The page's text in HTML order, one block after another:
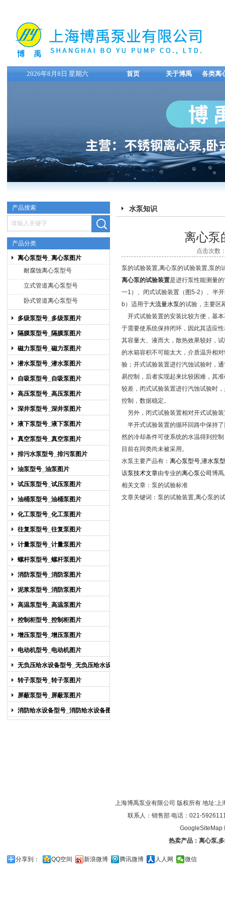
上海博禹泵业有限公司
2026年8月8日 星期六 首页 关于博禹 各类离
产品搜索
产品分类
离心泵型号_离心泵图片
耐腐蚀离心泵型号
立式管道离心泵型号
卧式管道离心泵型号
多级泵型号_多级泵图片
隔膜泵型号_隔膜泵图片
磁力泵型号_磁力泵图片
潜水泵型号_潜水泵图片
自吸泵型号_自吸泵图片
高压泵型号_高压泵图片
深井泵型号_深井泵图片
液下泵型号_液下泵图片
真空泵型号_真空泵图片
排污水泵型号_排污泵图片
油泵型号_油泵图片
试压泵型号_试压泵图片
油桶泵型号_油桶泵图片
化工泵型号_化工泵图片
往复泵型号_往复泵图片
计量泵型号_计量泵图片
螺杆泵型号_螺杆泵图片
消防泵型号_消防泵图片
泥浆泵型号_消防泵图片
高温泵型号_高温泵图片
控制柜型号_控制柜图片
增压泵型号_增压泵图片
电动机型号_电动机图片
无负压给水设备型号_无负压给水设备
图片
转子泵型号_转子泵图片
屏蔽泵型号_屏蔽泵图片
消防给水设备型号_消防给水设备图片
水泵知识
离心泵
点击次数
泵的试验装置,离心泵的试验装置,泵的
离心泵的试验装置是进行泵性能测量
一1）、闭式试验装置（图5-2）、半
b）适用于大流量水泵的试验，主要区
开式试验装置的安装比较方便，基
于需要使系统保持闭环，因此其适应
其容量大、液而大，散热效果较好，
的水箱容积不可能太大，介质温升相
验；开式试验装置进行汽蚀试验时，
易控制，后者实现起来比较困难，其
较差，闭式试验装置进行汽蚀试验时
控制，数据稳定。
另外，闭式试验装置相对开式试验
半开式试验装置的循环回路中保持
然的冷却条件可使系统的水温得到控
目前在同类尚未被采用。
水泵主要产品有： 离心泵型号,潜水泵
该泵技术文章由专业的离心泵公司 博
相关文章： 泵的试验标准
文章关键词：泵的试验装置,离心泵的
上海博禹泵业有限公司 版权所有 地址:
联系人：销售部 电话：021-
GoogleSiteMap
热卖产品： 离心泵,
分享到： QQ空间 新浪微博 腾讯微博 人人网 微信